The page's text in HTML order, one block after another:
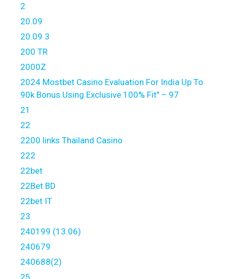
2
20.09
20.09 3
200 TR
2000Z
2024 Mostbet Casino Evaluation For India Up To
90k Bonus Using Exclusive 100% Fit" – 97
21
22
2200 links Thailand Casino
222
22bet
22Bet BD
22bet IT
23
240199 (13.06)
240679
240688(2)
25